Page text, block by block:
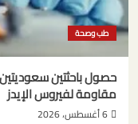
طب وصحة
حصول باحثتين سعوديتين
مقاومة لفيروس الإيدز
6 أغسطس، 2026